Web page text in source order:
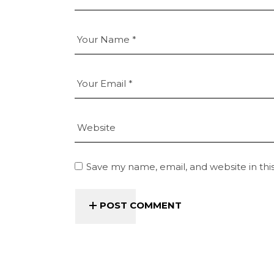
Save my name, email, and website in
POST COMMENT